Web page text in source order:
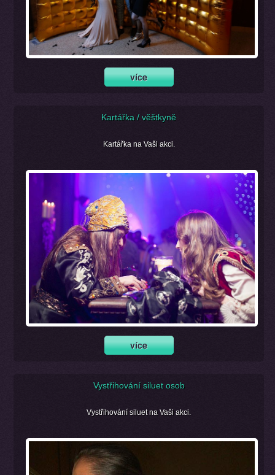
Kartářka / věštkyně
Kartářka na Vaši akci.
Vystřihování siluet osob
Vystřihování siluet na Vaši akci.